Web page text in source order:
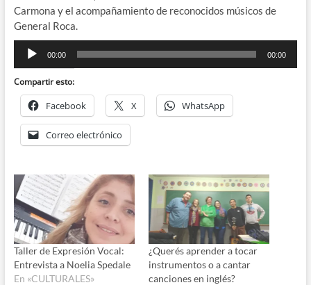
Carmona y el acompañamiento de reconocidos músicos de
General Roca.
Reproductor
audio
00:00 00:00
Compartir esto:
Facebook X WhatsApp
Correo electrónico
Taller de Expresión Vocal:
Entrevista a Noelia Spedale
En «CULTURALES»
¿Querés aprender a tocar
instrumentos o a cantar
canciones en inglés?